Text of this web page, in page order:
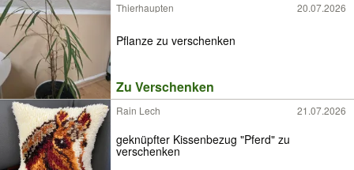
Thierhaupten 20.07.2026
Pflanze zu verschenken
Zu Verschenken
Rain Lech 21.07.2026
geknüpfter Kissenbezug "Pferd" zu
verschenken